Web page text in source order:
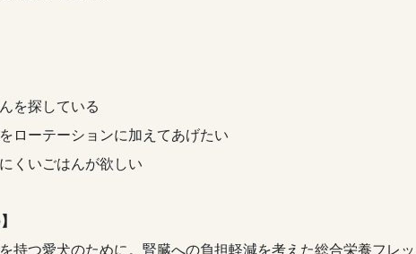
を探している
ローテーションに加えてあげたい
くいごはんが欲しい
持つ愛犬のために。腎臓への負担軽減を考えた総合栄養フレッ